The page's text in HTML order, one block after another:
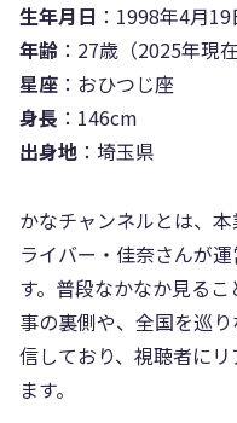
生年月日 ：1998年4月19
年齢 ：27歳（2025年現在
星座 ：おひつじ座
身長 ：146cm
出身地 ：埼玉県
かなチャンネルとは、
ライバー・佳奈さんが
す。普段なかなか見る
事の裏側や、全国を巡
信しており、視聴者に
ます。